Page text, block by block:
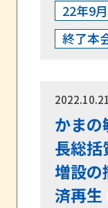
22年9
終了本
2022.10.21
かま
長総
増設の
済再生